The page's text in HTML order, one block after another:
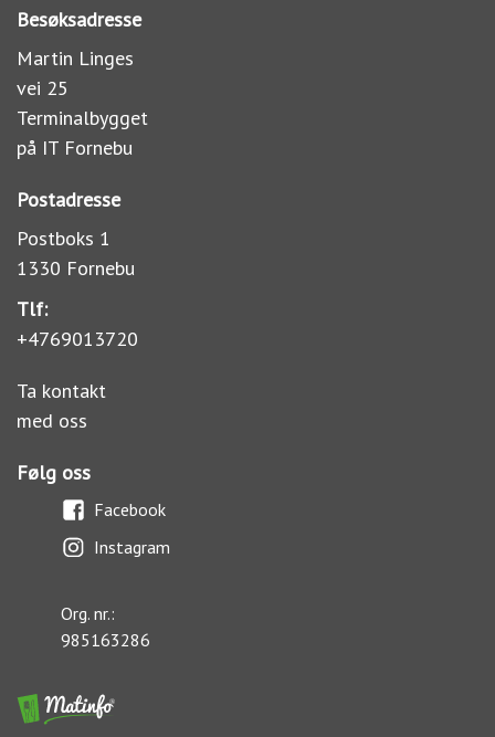
Besøksadresse
Martin Linges
vei 25
Terminalbygget
på IT Fornebu
Postadresse
Postboks 1
1330 Fornebu
Tlf:
+4769013720
Ta kontakt
med oss
Følg oss
Facebook
Instagram
Org. nr.:
985163286